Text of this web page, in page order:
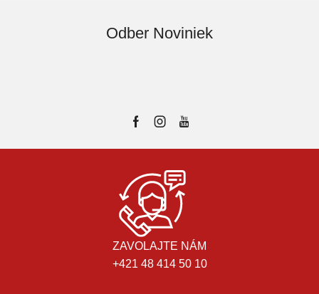
Odber Noviniek
ZAVOLAJTE NÁM
+421 48 414 50 10